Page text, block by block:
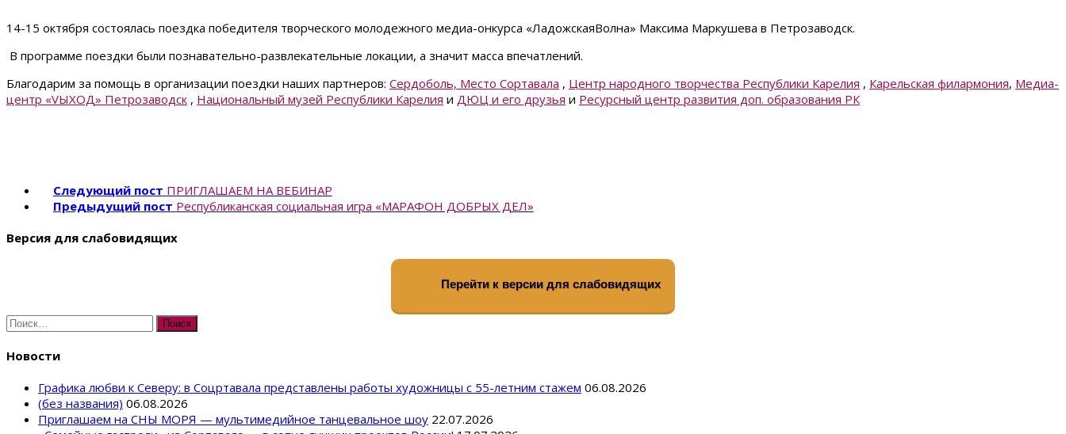
14-15 октября состоялась поездка победителя творческого молодежного медиа-онкурса «ЛадожскаяВолна» Максима Маркушева в Петрозаводск.
В программе поездки были познавательно-развлекательные локации, а значит масса впечатлений.
Благодарим за помощь в организации поездки наших партнеров: Сердоболь, Место Сортавала , Центр народного творчества Республики Карелия , Карельская филармония, Медиа-
центр «VЫХОД» Петрозаводск , Национальный музей Республики Карелия и ДЮЦ и его друзья и Ресурсный центр развития доп. образования РК
Следующий пост ПРИГЛАШАЕМ НА ВЕБИНАР
Предыдущий пост Республиканская социальная игра «МАРАФОН ДОБРЫХ ДЕЛ»
Версия для слабовидящих
Перейти к версии для слабовидящих
Найти:
Новости
Графика любви к Северу: в Соцртавала представлены работы художницы с 55-летним стажем 06.08.2026
(без названия) 06.08.2026
Приглашаем на СНЫ МОРЯ — мультимедийное танцевальное шоу 22.07.2026